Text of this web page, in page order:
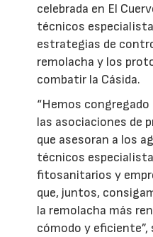
celebrada en El
técnicos
estrategias de
remolacha y los
combatir la Cásida.
“Hemos
las asociaciones de
que asesoran a los
técnicos
fitosanitarios y
que, juntos,
la remolacha más
cómodo y eficiente”,